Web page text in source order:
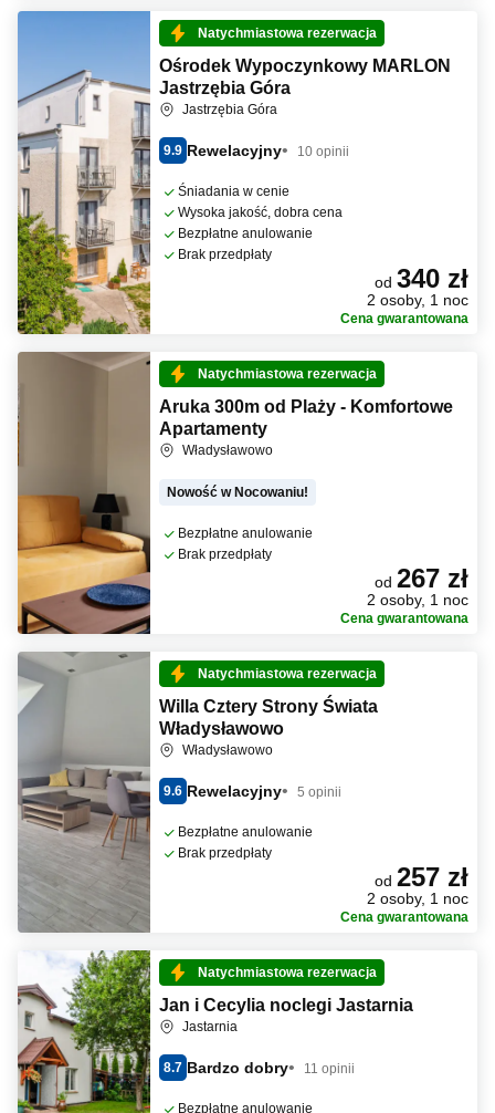
Natychmiastowa rezerwacja
Ośrodek Wypoczynkowy MARLON
Jastrzębia Góra
Jastrzębia Góra
9.9 Rewelacyjny 10 opinii
Śniadania w cenie
Wysoka jakość, dobra cena
Bezpłatne anulowanie
Brak przedpłaty
od 340 zł
2 osoby, 1 noc
Cena gwarantowana
Natychmiastowa rezerwacja
Aruka 300m od Plaży - Komfortowe
Apartamenty
Władysławowo
Nowość w Nocowaniu!
Bezpłatne anulowanie
Brak przedpłaty
od 267 zł
2 osoby, 1 noc
Cena gwarantowana
Natychmiastowa rezerwacja
Willa Cztery Strony Świata
Władysławowo
Władysławowo
9.6 Rewelacyjny 5 opinii
Bezpłatne anulowanie
Brak przedpłaty
od 257 zł
2 osoby, 1 noc
Cena gwarantowana
Natychmiastowa rezerwacja
Jan i Cecylia noclegi Jastarnia
Jastarnia
8.7 Bardzo dobry 11 opinii
Bezpłatne anulowanie